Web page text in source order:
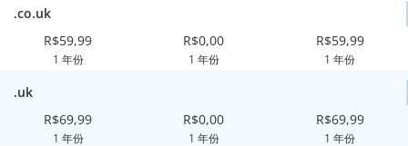
.co.uk
R$59,99
1 年份
R$0,00
1 年份
R$59,99
1 年份
.uk
R$69,99
1 年份
R$0,00
1 年份
R$69,99
1 年份